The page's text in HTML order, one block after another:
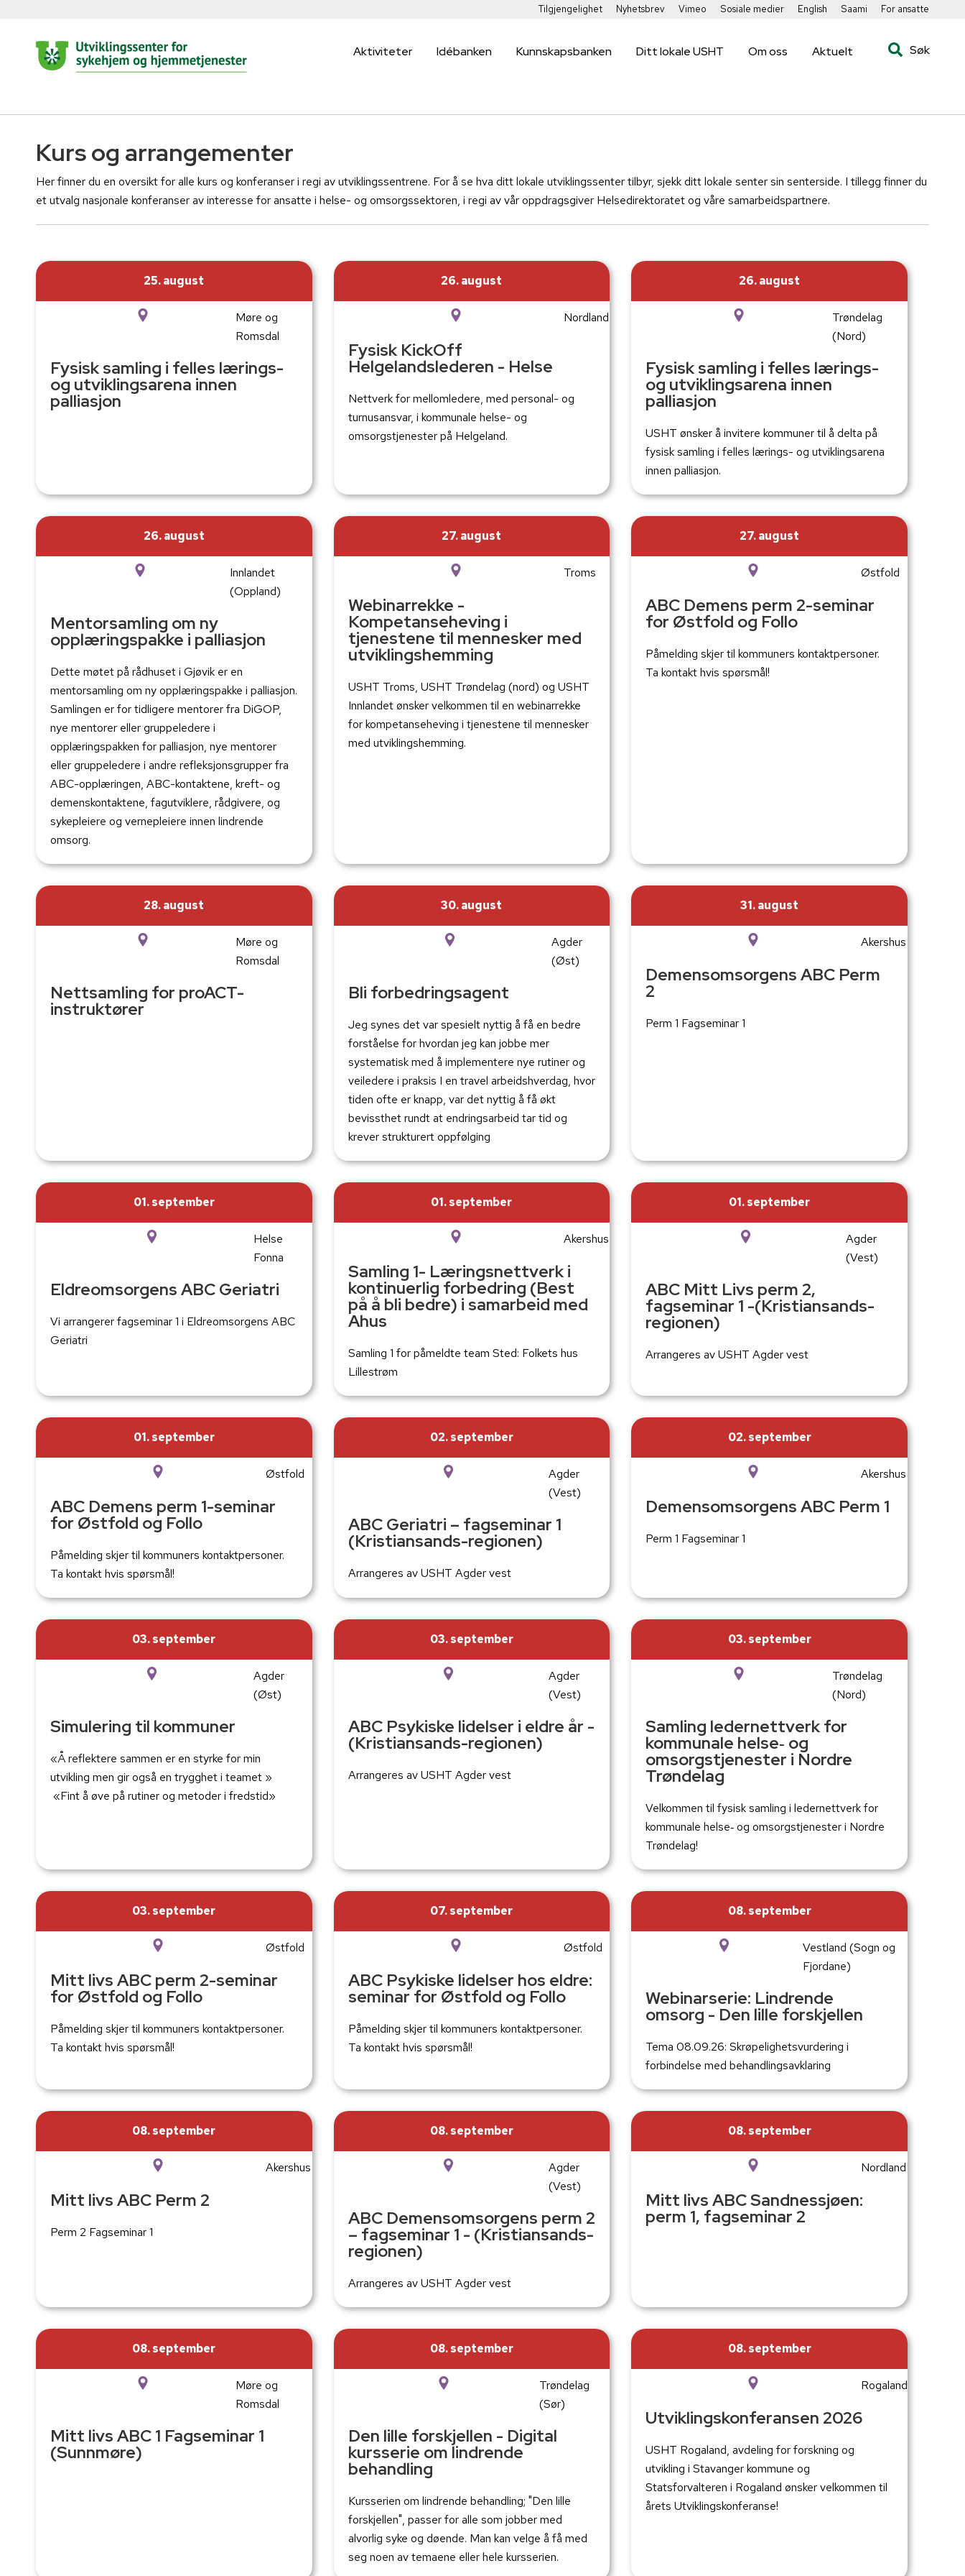
Tilgjengelighet Nyhetsbrev Vimeo Sosiale medier English Saami For ansatte
Aktiviteter Idébanken Kunnskapsbanken Ditt lokale USHT Om oss Aktuelt Søk
Kurs og arrangementer
Her finner du en oversikt for alle kurs og konferanser i regi av utviklingssentrene. For å se hva ditt lokale utviklingssenter tilbyr, sjekk ditt lokale senter sin senterside. I tillegg finner du
et utvalg nasjonale konferanser av interesse for ansatte i helse- og omsorgssektoren, i regi av vår oppdragsgiver Helsedirektoratet og våre samarbeidspartnere.
25. august
Møre og
Romsdal
Fysisk samling i felles lærings-
og utviklingsarena innen
palliasjon
26. august
Nordland
Fysisk KickOff
Helgelandslederen - Helse
Nettverk for mellomledere, med personal- og
turnusansvar, i kommunale helse- og
omsorgstjenester på Helgeland.
26. august
Trøndelag
(Nord)
Fysisk samling i felles lærings-
og utviklingsarena innen
palliasjon
USHT ønsker å invitere kommuner til å delta på
fysisk samling i felles lærings- og utviklingsarena
innen palliasjon.
26. august
Innlandet
(Oppland)
Mentorsamling om ny
opplæringspakke i palliasjon
Dette møtet på rådhuset i Gjøvik er en
mentorsamling om ny opplæringspakke i palliasjon.
Samlingen er for tidligere mentorer fra DiGOP,
nye mentorer eller gruppeledere i
opplæringspakken for palliasjon, nye mentorer
eller gruppeledere i andre refleksjonsgrupper fra
ABC-opplæringen, ABC-kontaktene, kreft- og
demenskontaktene, fagutviklere, rådgivere, og
sykepleiere og vernepleiere innen lindrende
omsorg.
27. august
Troms
Webinarrekke -
Kompetanseheving i
tjenestene til mennesker med
utviklingshemming
USHT Troms, USHT Trøndelag (nord) og USHT
Innlandet ønsker velkommen til en webinarrekke
for kompetanseheving i tjenestene til mennesker
med utviklingshemming.
27. august
Østfold
ABC Demens perm 2-seminar
for Østfold og Follo
Påmelding skjer til kommuners kontaktpersoner.
Ta kontakt hvis spørsmål!
28. august
Møre og
Romsdal
Nettsamling for proACT-
instruktører
30. august
Agder
(Øst)
Bli forbedringsagent
Jeg synes det var spesielt nyttig å få en bedre
forståelse for hvordan jeg kan jobbe mer
systematisk med å implementere nye rutiner og
veiledere i praksis I en travel arbeidshverdag, hvor
tiden ofte er knapp, var det nyttig å få økt
bevissthet rundt at endringsarbeid tar tid og
krever strukturert oppfølging
31. august
Akershus
Demensomsorgens ABC Perm
2
Perm 1 Fagseminar 1
01. september
Helse
Fonna
Eldreomsorgens ABC Geriatri
Vi arrangerer fagseminar 1 i Eldreomsorgens ABC
Geriatri
01. september
Akershus
Samling 1- Læringsnettverk i
kontinuerlig forbedring (Best
på å bli bedre) i samarbeid med
Ahus
Samling 1 for påmeldte team Sted: Folkets hus
Lillestrøm
01. september
Agder
(Vest)
ABC Mitt Livs perm 2,
fagseminar 1 -(Kristiansands-
regionen)
Arrangeres av USHT Agder vest
01. september
Østfold
ABC Demens perm 1-seminar
for Østfold og Follo
Påmelding skjer til kommuners kontaktpersoner.
Ta kontakt hvis spørsmål!
02. september
Agder
(Vest)
ABC Geriatri – fagseminar 1
(Kristiansands-regionen)
Arrangeres av USHT Agder vest
02. september
Akershus
Demensomsorgens ABC Perm 1
Perm 1 Fagseminar 1
03. september
Agder
(Øst)
Simulering til kommuner
«Å reflektere sammen er en styrke for min
utvikling men gir også en trygghet i teamet »
«Fint å øve på rutiner og metoder i fredstid»
03. september
Agder
(Vest)
ABC Psykiske lidelser i eldre år -
(Kristiansands-regionen)
Arrangeres av USHT Agder vest
03. september
Trøndelag
(Nord)
Samling ledernettverk for
kommunale helse‑ og
omsorgstjenester i Nordre
Trøndelag
Velkommen til fysisk samling i ledernettverk for
kommunale helse‑ og omsorgstjenester i Nordre
Trøndelag!
03. september
Østfold
Mitt livs ABC perm 2-seminar
for Østfold og Follo
Påmelding skjer til kommuners kontaktpersoner.
Ta kontakt hvis spørsmål!
07. september
Østfold
ABC Psykiske lidelser hos eldre:
seminar for Østfold og Follo
Påmelding skjer til kommuners kontaktpersoner.
Ta kontakt hvis spørsmål!
08. september
Vestland (Sogn og
Fjordane)
Webinarserie: Lindrende
omsorg - Den lille forskjellen
Tema 08.09.26: Skrøpelighetsvurdering i
forbindelse med behandlingsavklaring
08. september
Akershus
Mitt livs ABC Perm 2
Perm 2 Fagseminar 1
08. september
Agder
(Vest)
ABC Demensomsorgens perm 2
– fagseminar 1 - (Kristiansands-
regionen)
Arrangeres av USHT Agder vest
08. september
Nordland
Mitt livs ABC Sandnessjøen:
perm 1, fagseminar 2
08. september
Møre og
Romsdal
Mitt livs ABC 1 Fagseminar 1
(Sunnmøre)
08. september
Trøndelag
(Sør)
Den lille forskjellen - Digital
kursserie om lindrende
behandling
Kursserien om lindrende behandling; "Den lille
forskjellen", passer for alle som jobber med
alvorlig syke og døende. Man kan velge å få med
seg noen av temaene eller hele kursserien.
08. september
Rogaland
Utviklingskonferansen 2026
USHT Rogaland, avdeling for forskning og
utvikling i Stavanger kommune og
Statsforvalteren i Rogaland ønsker velkommen til
årets Utviklingskonferanse!